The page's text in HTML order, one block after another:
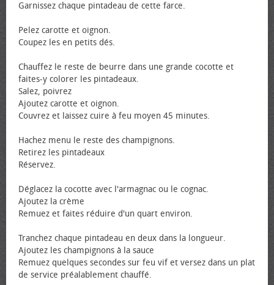
Garnissez chaque pintadeau de cette farce.
Pelez carotte et oignon.
Coupez les en petits dés.
Chauffez le reste de beurre dans une grande cocotte et
faites-y colorer les pintadeaux.
Salez, poivrez
Ajoutez carotte et oignon.
Couvrez et laissez cuire à feu moyen 45 minutes.
Hachez menu le reste des champignons.
Retirez les pintadeaux
Réservez.
Déglacez la cocotte avec l'armagnac ou le cognac.
Ajoutez la crème
Remuez et faites réduire d'un quart environ.
Tranchez chaque pintadeau en deux dans la longueur.
Ajoutez les champignons à la sauce
Remuez quelques secondes sur feu vif et versez dans un plat
de service préalablement chauffé.